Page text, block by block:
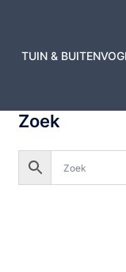
TUIN &
Zoek